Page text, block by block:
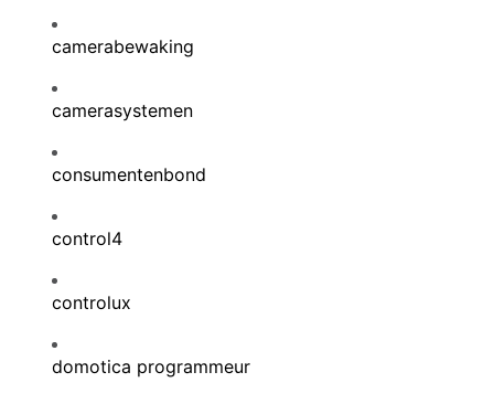
camerabewaking
camerasystemen
consumentenbond
control4
controlux
domotica programmeur